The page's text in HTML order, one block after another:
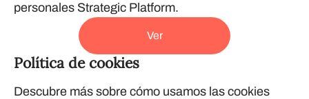
personales Strategic Platform.
Ver
Política de cookies
Descubre más sobre cómo usamos las cookies